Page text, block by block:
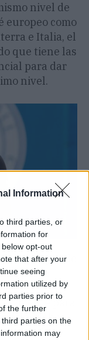
Information
third parties, or
for
opt-out
that after your
seeing
utilized by
parties prior to
the further
parties on the
may
nivel de
europeo como
e Italia, el
que tiene las
para dar
nivel.
al que puede
por la
es
para
debe
Road.